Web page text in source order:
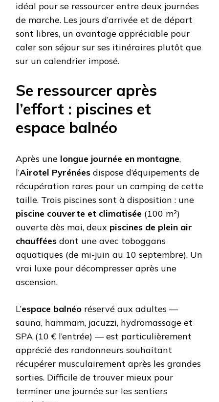
idéal pour se ressourcer entre deux journées
de marche. Les jours d’arrivée et de départ
sont libres, un avantage appréciable pour
caler son séjour sur ses itinéraires plutôt que
sur un calendrier imposé.
Se ressourcer après
l’effort : piscines et
espace balnéo
Après une longue journée en montagne,
l’Airotel Pyrénées dispose d’équipements de
récupération rares pour un camping de cette
taille. Trois piscines sont à disposition : une
piscine couverte et climatisée (100 m²)
ouverte dès mai, deux piscines de plein air
chauffées dont une avec toboggans
aquatiques (de mi-juin au 10 septembre). Un
vrai luxe pour décompresser après une
ascension.
L’espace balnéo réservé aux adultes —
sauna, hammam, jacuzzi, hydromassage et
SPA (10 € l’entrée) — est particulièrement
apprécié des randonneurs souhaitant
récupérer musculairement après les grandes
sorties. Difficile de trouver mieux pour
terminer une journée sur les sentiers